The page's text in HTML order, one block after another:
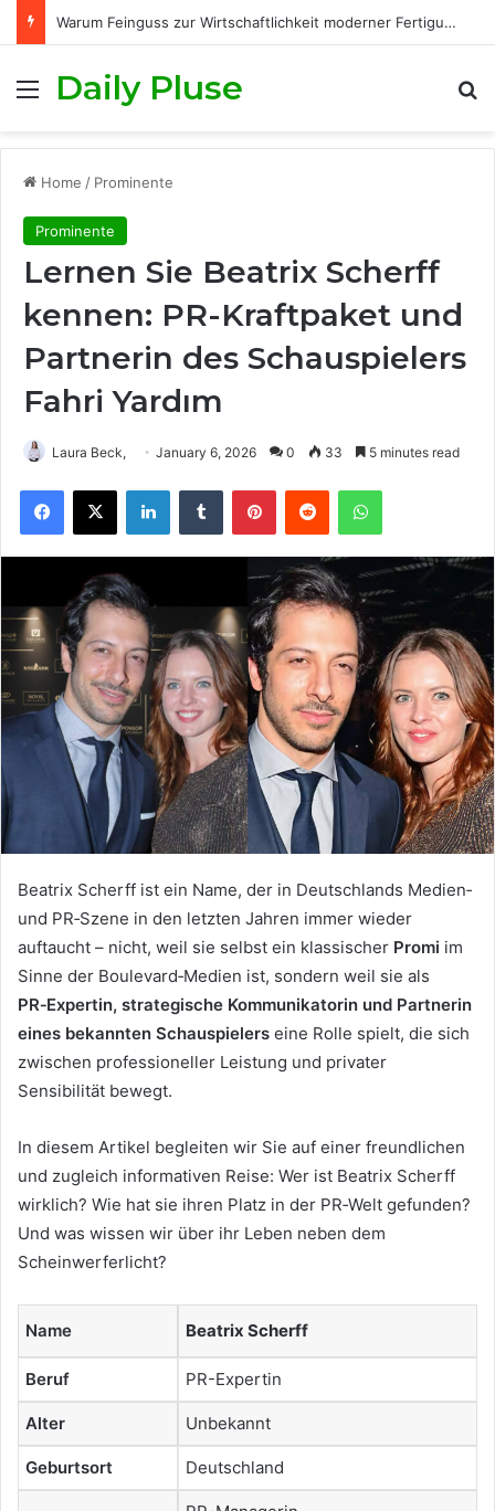
Warum Feinguss zur Wirtschaftlichkeit moderner Fertigungsprozesse beiträgt
Menu
Daily Pluse
Home / Prominente
Prominente
Lernen Sie Beatrix Scherff
kennen: PR-Kraftpaket und
Partnerin des Schauspielers
Fahri Yardım
Laura Beck, January 6, 2026 0 33 5 minutes read
Beatrix Scherff ist ein Name, der in Deutschlands Medien‑
und PR‑Szene in den letzten Jahren immer wieder
auftaucht – nicht, weil sie selbst ein klassischer Promi im
Sinne der Boulevard‑Medien ist, sondern weil sie als
PR‑Expertin, strategische Kommunikatorin und Partnerin
eines bekannten Schauspielers eine Rolle spielt, die sich
zwischen professioneller Leistung und privater
Sensibilität bewegt.
In diesem Artikel begleiten wir Sie auf einer freundlichen
und zugleich informativen Reise: Wer ist Beatrix Scherff
wirklich? Wie hat sie ihren Platz in der PR‑Welt gefunden?
Und was wissen wir über ihr Leben neben dem
Scheinwerferlicht?
Name Beatrix Scherff
Beruf PR-Expertin
Alter Unbekannt
Geburtsort Deutschland